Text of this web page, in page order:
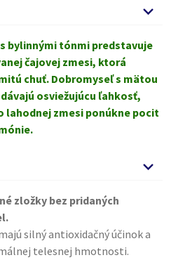
bylinnými tónmi predstavuje
čajovej zmesi, ktorá
chuť. Dobromyseľ s mätou
osviežujúcu ľahkosť,
lahodnej zmesi ponúkne pocit
zložky bez pridaných
silný antioxidačný účinok a
telesnej hmotnosti.